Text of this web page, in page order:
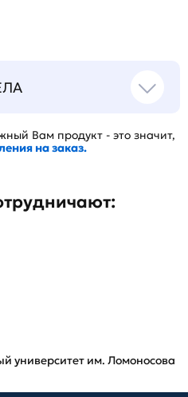
Вам продукт - это значит,
на заказ.
университет им. Ломоносова